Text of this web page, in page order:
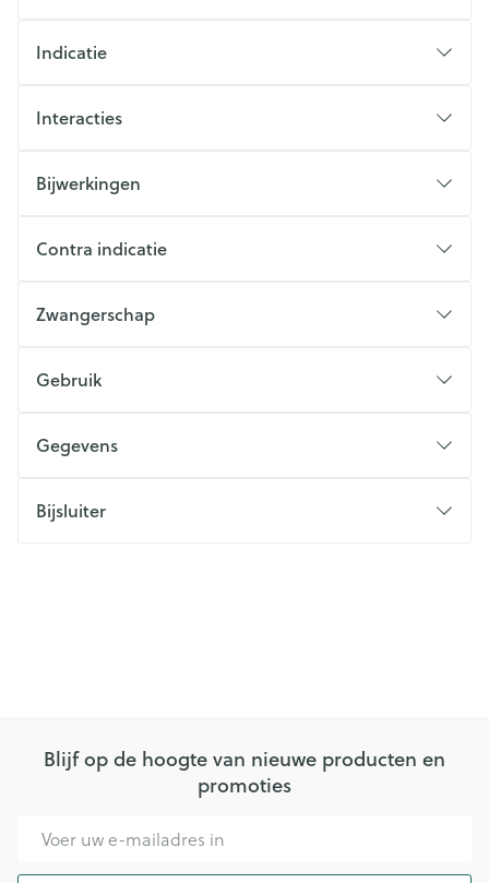
Indicatie
Interacties
Bijwerkingen
Contra indicatie
Zwangerschap
Gebruik
Gegevens
Bijsluiter
Blijf op de hoogte van nieuwe producten en
promoties